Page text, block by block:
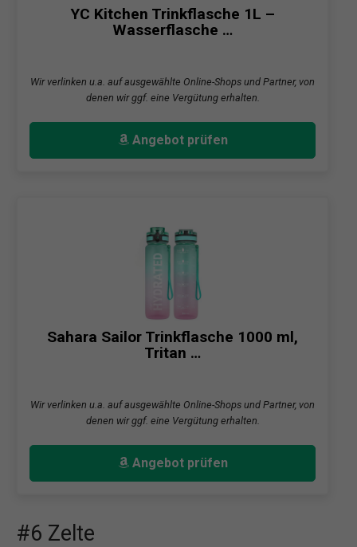
YC Kitchen Trinkflasche 1L –
Wasserflasche …
Wir verlinken u.a. auf ausgewählte Online-Shops und Partner, von
denen wir ggf. eine Vergütung erhalten.
Angebot prüfen
Sahara Sailor Trinkflasche 1000 ml,
Tritan …
Wir verlinken u.a. auf ausgewählte Online-Shops und Partner, von
denen wir ggf. eine Vergütung erhalten.
Angebot prüfen
#6 Zelte